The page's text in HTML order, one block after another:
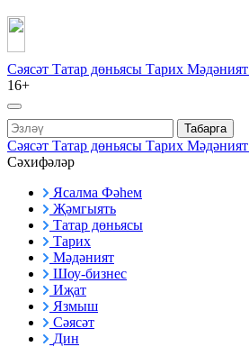
Сәясәт Татар дөньясы Тарих Мәдәният
16+
Табарга
Сәясәт Татар дөньясы Тарих Мәдәният
Сәхифәләр
Ясалма Фәһем
Җәмгыять
Татар дөньясы
Тарих
Мәдәният
Шоу-бизнес
Иҗат
Язмыш
Сәясәт
Дин